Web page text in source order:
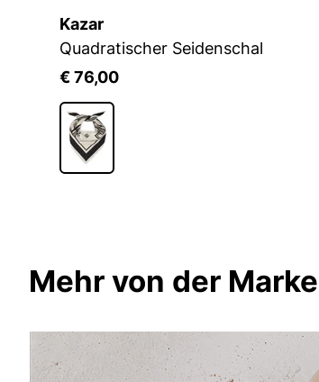
Kazar
Quadratischer Seidenschal
€ 76,00
Mehr von der Marke